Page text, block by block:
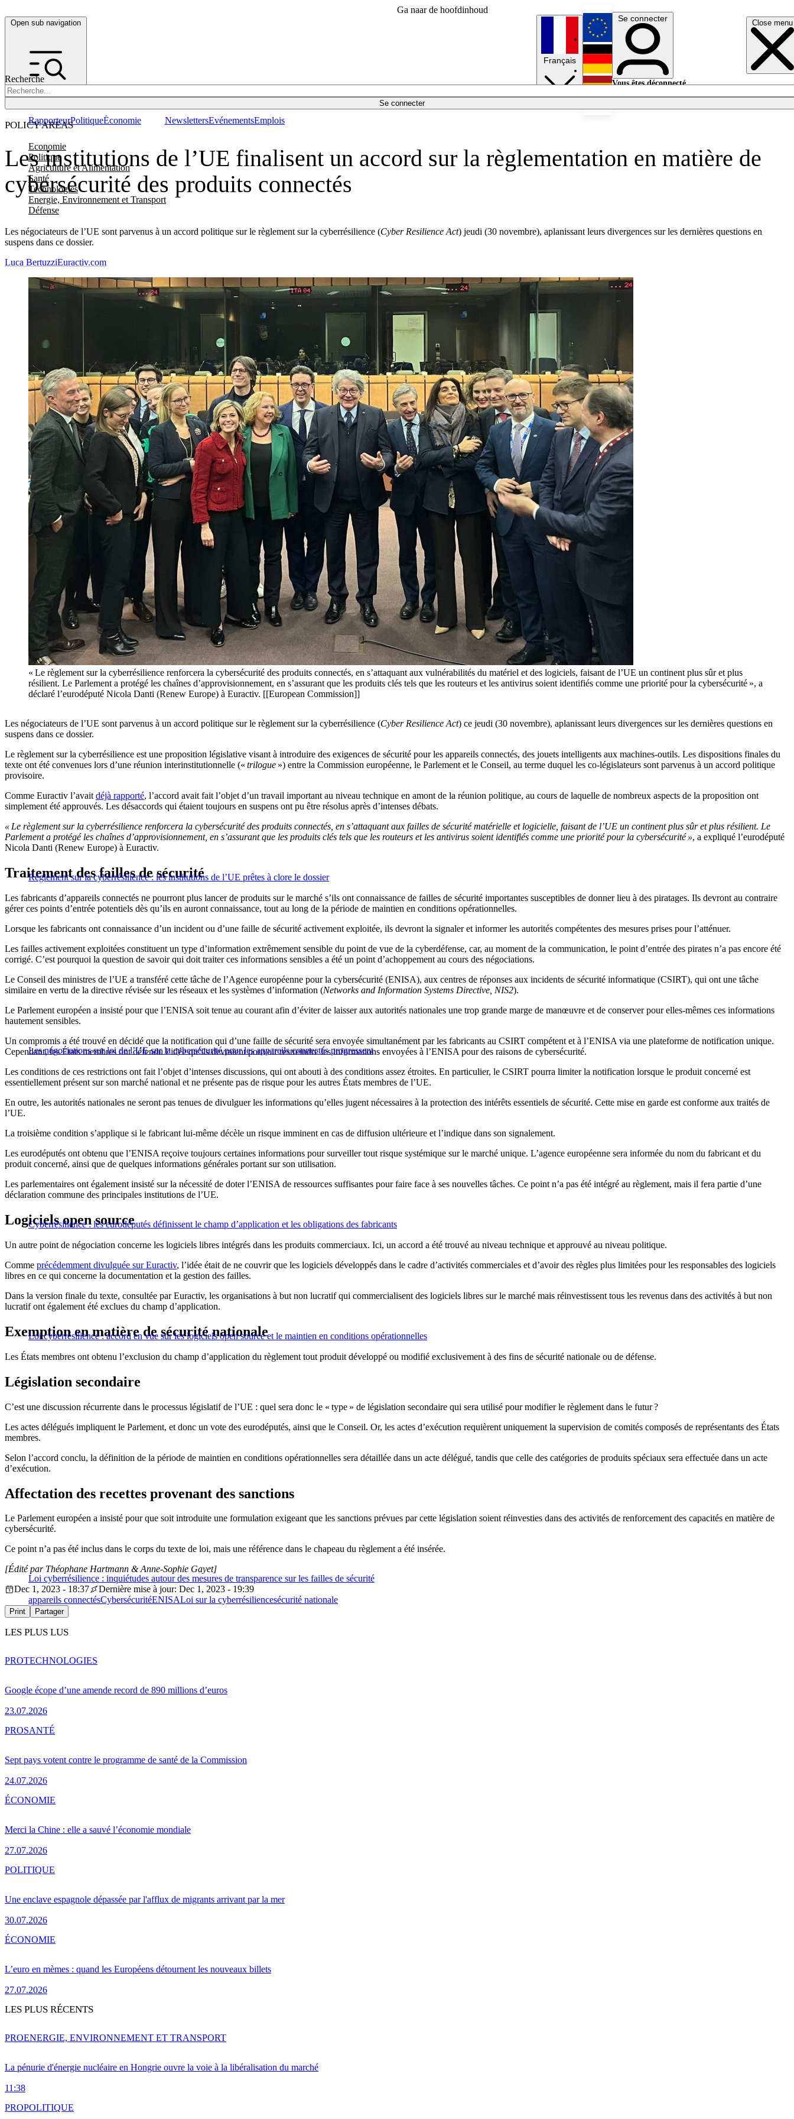
Ga naar de hoofdinhoud
Open sub navigation Close menu
Recherche
Se connecter
POLICY AREAS
Economie
Politique
Agriculture et Alimentation
Santé
Technologies
Energie, Environnement et Transport
Défense
RapporteurPolitiqueÉconomie NewslettersEvénementsEmplois
Français
English
Deutsch
Se connecter
Vous êtes déconnecté.
Les institutions de l’UE finalisent un accord sur la règlementation en matière de
cybersécurité des produits connectés
Les négociateurs de l’UE sont parvenus à un accord politique sur le règlement sur la cyberrésilience (Cyber Resilience Act) jeudi (30 novembre), aplanissant leurs divergences sur les dernières questions en
suspens dans ce dossier.
Luca BertuzziEuractiv.com
« Le règlement sur la cyberrésilience renforcera la cybersécurité des produits connectés, en s’attaquant aux vulnérabilités du matériel et des logiciels, faisant de l’UE un continent plus sûr et plus
résilient. Le Parlement a protégé les chaînes d’approvisionnement, en s’assurant que les produits clés tels que les routeurs et les antivirus soient identifiés comme une priorité pour la cybersécurité », a
déclaré l’eurodéputé Nicola Danti (Renew Europe) à Euractiv. [[European Commission]]
Les négociateurs de l’UE sont parvenus à un accord politique sur le règlement sur la cyberrésilience (Cyber Resilience Act) ce jeudi (30 novembre), aplanissant leurs divergences sur les dernières questions en
suspens dans ce dossier.
Le règlement sur la cyberrésilience est une proposition législative visant à introduire des exigences de sécurité pour les appareils connectés, des jouets intelligents aux machines-outils. Les dispositions finales du
texte ont été convenues lors d’une réunion interinstitutionnelle (« trilogue ») entre la Commission européenne, le Parlement et le Conseil, au terme duquel les co-législateurs sont parvenus à un accord politique
provisoire.
Comme Euractiv l’avait déjà rapporté, l’accord avait fait l’objet d’un travail important au niveau technique en amont de la réunion politique, au cours de laquelle de nombreux aspects de la proposition ont
simplement été approuvés. Les désaccords qui étaient toujours en suspens ont pu être résolus après d’intenses débats.
« Le règlement sur la cyberrésilience renforcera la cybersécurité des produits connectés, en s’attaquant aux failles de sécurité matérielle et logicielle, faisant de l’UE un continent plus sûr et plus résilient. Le
Parlement a protégé les chaînes d’approvisionnement, en s’assurant que les produits clés tels que les routeurs et les antivirus soient identifiés comme une priorité pour la cybersécurité », a expliqué l’eurodéputé
Nicola Danti (Renew Europe) à Euractiv.
Règlement sur la cyberrésilience : les institutions de l’UE prêtes à clore le dossier
Traitement des failles de sécurité
Les fabricants d’appareils connectés ne pourront plus lancer de produits sur le marché s’ils ont connaissance de failles de sécurité importantes susceptibles de donner lieu à des piratages. Ils devront au contraire
gérer ces points d’entrée potentiels dès qu’ils en auront connaissance, tout au long de la période de maintien en conditions opérationnelles.
Lorsque les fabricants ont connaissance d’un incident ou d’une faille de sécurité activement exploitée, ils devront la signaler et informer les autorités compétentes des mesures prises pour l’atténuer.
Les failles activement exploitées constituent un type d’information extrêmement sensible du point de vue de la cyberdéfense, car, au moment de la communication, le point d’entrée des pirates n’a pas encore été
corrigé. C’est pourquoi la question de savoir qui doit traiter ces informations sensibles a été un point d’achoppement au cours des négociations.
Le Conseil des ministres de l’UE a transféré cette tâche de l’Agence européenne pour la cybersécurité (ENISA), aux centres de réponses aux incidents de sécurité informatique (CSIRT), qui ont une tâche
similaire en vertu de la directive révisée sur les réseaux et les systèmes d’information (Networks and Information Systems Directive, NIS2).
Le Parlement européen a insisté pour que l’ENISA soit tenue au courant afin d’éviter de laisser aux autorités nationales une trop grande marge de manœuvre et de conserver pour elles-mêmes ces informations
hautement sensibles.
Les négociations sur loi de l’UE sur la cybersécurité pour les appareils connectés progressent
Un compromis a été trouvé en décidé que la notification qui d’une faille de sécurité sera envoyée simultanément par les fabricants au CSIRT compétent et à l’ENISA via une plateforme de notification unique.
Cependant, les États membres ont défendu l’idée qu’ils devraient pouvoir restreindre les informations envoyées à l’ENISA pour des raisons de cybersécurité.
Les conditions de ces restrictions ont fait l’objet d’intenses discussions, qui ont abouti à des conditions assez étroites. En particulier, le CSIRT pourra limiter la notification lorsque le produit concerné est
essentiellement présent sur son marché national et ne présente pas de risque pour les autres États membres de l’UE.
En outre, les autorités nationales ne seront pas tenues de divulguer les informations qu’elles jugent nécessaires à la protection des intérêts essentiels de sécurité. Cette mise en garde est conforme aux traités de
l’UE.
La troisième condition s’applique si le fabricant lui-même décèle un risque imminent en cas de diffusion ultérieure et l’indique dans son signalement.
Les eurodéputés ont obtenu que l’ENISA reçoive toujours certaines informations pour surveiller tout risque systémique sur le marché unique. L’agence européenne sera informée du nom du fabricant et du
produit concerné, ainsi que de quelques informations générales portant sur son utilisation.
Les parlementaires ont également insisté sur la nécessité de doter l’ENISA de ressources suffisantes pour faire face à ses nouvelles tâches. Ce point n’a pas été intégré au règlement, mais il fera partie d’une
déclaration commune des principales institutions de l’UE.
Cyberrésilience : les eurodéputés définissent le champ d’application et les obligations des fabricants
Logiciels open source
Un autre point de négociation concerne les logiciels libres intégrés dans les produits commerciaux. Ici, un accord a été trouvé au niveau technique et approuvé au niveau politique.
Comme précédemment divulguée sur Euractiv, l’idée était de ne couvrir que les logiciels développés dans le cadre d’activités commerciales et d’avoir des règles plus limitées pour les responsables des logiciels
libres en ce qui concerne la documentation et la gestion des failles.
Dans la version finale du texte, consultée par Euractiv, les organisations à but non lucratif qui commercialisent des logiciels libres sur le marché mais réinvestissent tous les revenus dans des activités à but non
lucratif ont également été exclues du champ d’application.
Loi cyberrésilience : accord en vue sur les logiciels open source et le maintien en conditions opérationnelles
Exemption en matière de sécurité nationale
Les États membres ont obtenu l’exclusion du champ d’application du règlement tout produit développé ou modifié exclusivement à des fins de sécurité nationale ou de défense.
Législation secondaire
C’est une discussion récurrente dans le processus législatif de l’UE : quel sera donc le « type » de législation secondaire qui sera utilisé pour modifier le règlement dans le futur ?
Les actes délégués impliquent le Parlement, et donc un vote des eurodéputés, ainsi que le Conseil. Or, les actes d’exécution requièrent uniquement la supervision de comités composés de représentants des États
membres.
Selon l’accord conclu, la définition de la période de maintien en conditions opérationnelles sera détaillée dans un acte délégué, tandis que celle des catégories de produits spéciaux sera effectuée dans un acte
d’exécution.
Affectation des recettes provenant des sanctions
Le Parlement européen a insisté pour que soit introduite une formulation exigeant que les sanctions prévues par cette législation soient réinvesties dans des activités de renforcement des capacités en matière de
cybersécurité.
Ce point n’a pas été inclus dans le corps du texte de loi, mais une référence dans le chapeau du règlement a été insérée.
Loi cyberrésilience : inquiétudes autour des mesures de transparence sur les failles de sécurité
[Édité par Théophane Hartmann & Anne-Sophie Gayet]
Dec 1, 2023 - 18:37
Dernière mise à jour: Dec 1, 2023 - 19:39
appareils connectésCybersécuritéENISALoi sur la cyberrésiliencesécurité nationale
Print Partager
LES PLUS LUS
Google écope d’une amende record de 890 millions d’euros
23.07.2026
PROTECHNOLOGIES
Sept pays votent contre le programme de santé de la Commission
24.07.2026
PROSANTÉ
Merci la Chine : elle a sauvé l’économie mondiale
27.07.2026
ÉCONOMIE
Une enclave espagnole dépassée par l'afflux de migrants arrivant par la mer
30.07.2026
POLITIQUE
L’euro en mèmes : quand les Européens détournent les nouveaux billets
27.07.2026
ÉCONOMIE
LES PLUS RÉCENTS
La pénurie d'énergie nucléaire en Hongrie ouvre la voie à la libéralisation du marché
11:38
PROENERGIE, ENVIRONNEMENT ET TRANSPORT
PROPOLITIQUE